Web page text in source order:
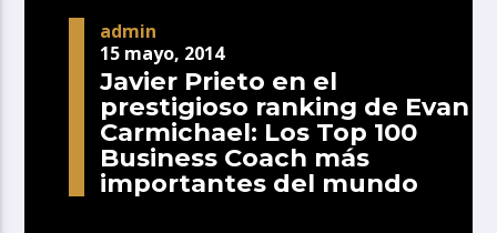
admin
15 mayo, 2014
Javier Prieto en el
prestigioso ranking de Evan
Carmichael: Los Top 100
Business Coach más
importantes del mundo